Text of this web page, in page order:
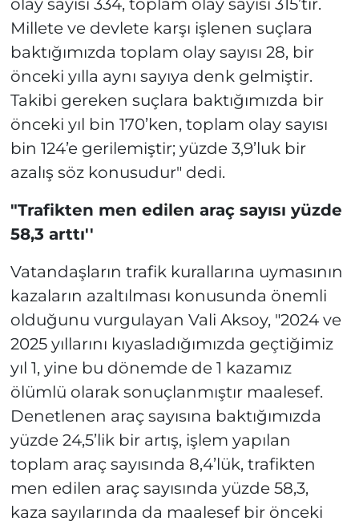
Millete ve devlete karşı işlenen suçlara
baktığımızda toplam olay sayısı 28, bir
önceki yılla aynı sayıya denk gelmiştir.
Takibi gereken suçlara baktığımızda bir
önceki yıl bin 170’ken, toplam olay sayısı
bin 124’e gerilemiştir; yüzde 3,9’luk bir
azalış söz konusudur" dedi.
"Trafikten men edilen araç sayısı yüzde
58,3 arttı''
Vatandaşların trafik kurallarına uymasının
kazaların azaltılması konusunda önemli
olduğunu vurgulayan Vali Aksoy, "2024 ve
2025 yıllarını kıyasladığımızda geçtiğimiz
yıl 1, yine bu dönemde de 1 kazamız
ölümlü olarak sonuçlanmıştır maalesef.
Denetlenen araç sayısına baktığımızda
yüzde 24,5’lik bir artış, işlem yapılan
toplam araç sayısında 8,4’lük, trafikten
men edilen araç sayısında yüzde 58,3,
kaza sayılarında da maalesef bir önceki